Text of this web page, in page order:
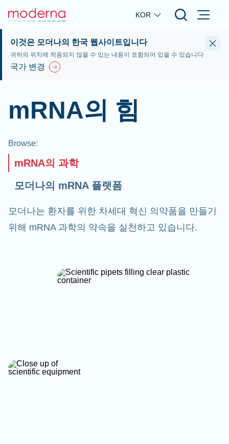
Skip to main content
KOR
이것은 모더나의 한국 웹사이트입니다
귀하의 위치에 적용되지 않을 수 있는 내용이 포함되어 있을 수 있습니다
국가 변경
mRNA의 힘
Browse:
mRNA의 과학
모더나의 mRNA 플랫폼
모더나는 환자를 위한 차세대 혁신 의약품을 만들기
위해 mRNA 과학의 약속을 실천하고 있습니다.